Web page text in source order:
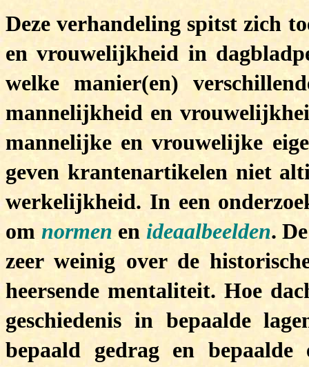
Deze verhandeling spitst zich
en vrouwelijkheid in
welke manier(en)
mannelijkheid en
mannelijke en vrouwelijke
geven krantenartikelen niet
werkelijkheid. In een
om normen enideaalbeelden.
zeer weinig over de
heersende mentaliteit. Hoe
geschiedenis in bepaalde
bepaald gedrag en bepaalde